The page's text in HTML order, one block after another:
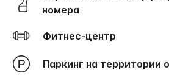
номера
Фитнес-центр
Паркинг на территории